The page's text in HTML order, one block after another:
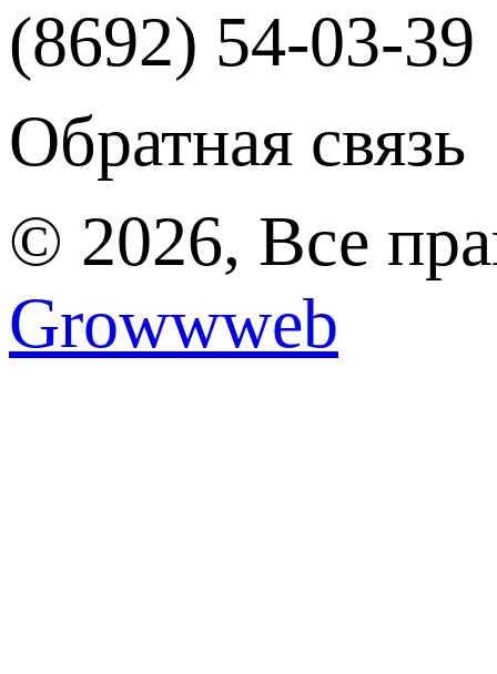
(8692) 54-03-39
Обратная связь
© 2026, Все
Growwweb